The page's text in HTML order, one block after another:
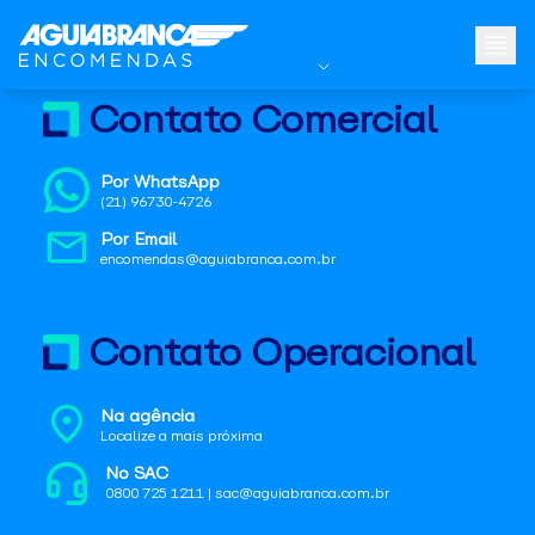
Contato Comercial
Por WhatsApp
(21) 96730-4726
Por Email
encomendas@aguiabranca.com.br
Contato Operacional
Na agência
Localize a mais próxima
No SAC
0800 725 1211 | sac@aguiabranca.com.br